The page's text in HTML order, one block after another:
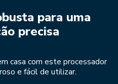
para uma
precisa
casa com este processador
e fácil de utilizar.